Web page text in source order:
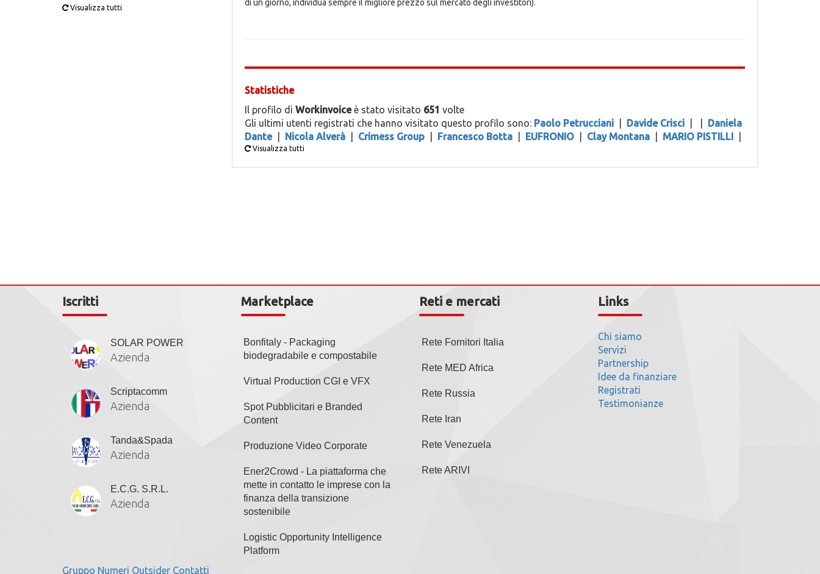
Visualizza tutti
di un giorno, individua sempre il migliore prezzo sul mercato degli investitori).
Statistiche
Il profilo di Workinvoiceè stato visitato 651 volte
Gli ultimi utenti registrati che hanno visitato questo profilo sono: Paolo Petrucciani Davide Crisci
Daniela
Dante
Nicola Alverà Crimess Group Francesco Botta EUFRONIO Clay Montana MARIO PISTILLI
Visualizza tutti
Iscritti
SOLAR POWER
Azienda
Scriptacomm
Azienda
Tanda&Spada
Azienda
E.C.G. S.R.L.
Azienda
Marketplace
Bonfitaly - Packaging
biodegradabile e compostabile
Virtual Production CGI e VFX
Spot Pubblicitari e Branded
Content
Produzione Video Corporate
Ener2Crowd - La piattaforma che
mette in contatto le imprese con la
finanza della transizione
sostenibile
Logistic Opportunity Intelligence
Platform
Reti e mercati
Rete Fornitori Italia
Rete MED Africa
Rete Russia
Rete Iran
Rete Venezuela
Rete ARIVI
Links
Chi siamo
Servizi
Partnership
Idee da finanziare
Registrati
Testimonianze
Gruppo Numeri Outsider Contatti